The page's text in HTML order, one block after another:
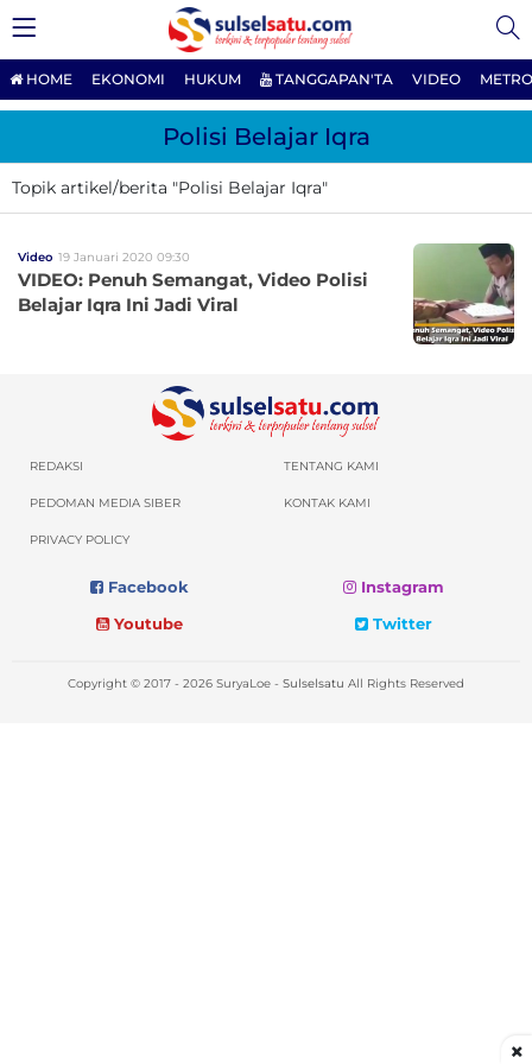
HOME EKONOMI HUKUM TANGGAPAN'TA VIDEO
Polisi Belajar Iqra
Topik artikel/berita "Polisi Belajar Iqra"
Video 19 Januari 2020 09:30
VIDEO: Penuh Semangat, Video Polisi
Belajar Iqra Ini Jadi Viral
REDAKSI TENTANG KAMI
PEDOMAN MEDIA SIBER KONTAK KAMI
PRIVACY POLICY
Facebook
Instagram
Youtube
Twitter
Copyright © 2017 - 2026 SuryaLoe - Sulselsatu All Rights Reserved
×